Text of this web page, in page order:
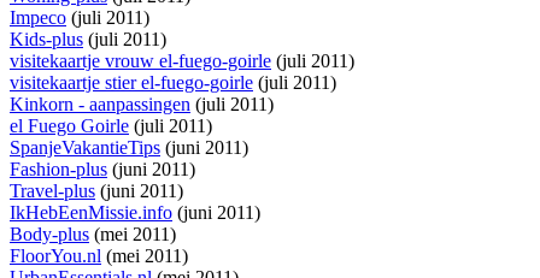
Impeco (juli 2011)
Kids-plus (juli 2011)
visitekaartje vrouw el-fuego-goirle (juli 2011)
visitekaartje stier el-fuego-goirle (juli 2011)
Kinkorn - aanpassingen (juli 2011)
el Fuego Goirle (juli 2011)
SpanjeVakantieTips (juni 2011)
Fashion-plus (juni 2011)
Travel-plus (juni 2011)
IkHebEenMissie.info (juni 2011)
Body-plus (mei 2011)
FloorYou.nl (mei 2011)